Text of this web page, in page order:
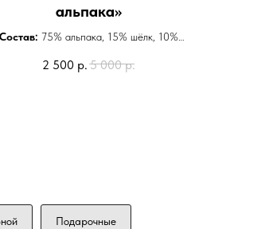
альпака»
Состав: 75% альпака, 15% шёлк, 10%
Форма:Плотная вязаная, с мягкой
2 500 р.5 000 р.
Подарочные